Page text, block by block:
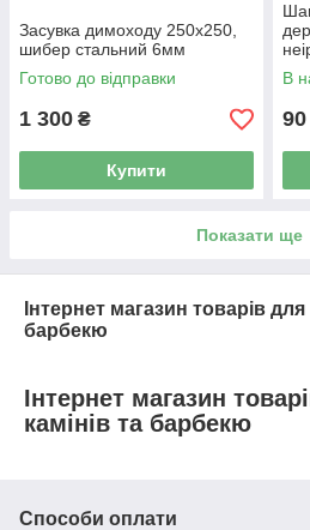
Засувка димоходу 250х250,
шибер стальний 6мм
Готово до відправки
1 300 ₴
Купити
В
90
Показати ще
Інтернет магазин товарів для
барбекю
Інтернет магазин
камінів та барбекю
Способи оплати